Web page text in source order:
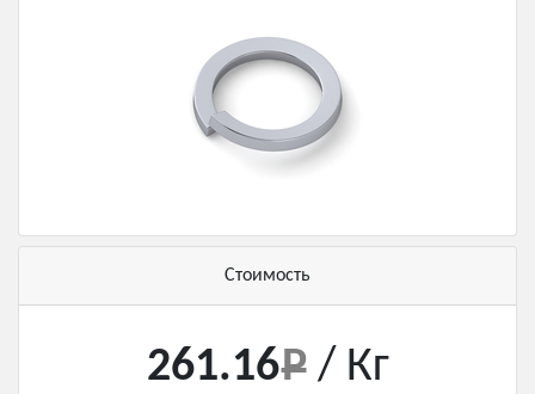
Стоимость
261.16 / Кг